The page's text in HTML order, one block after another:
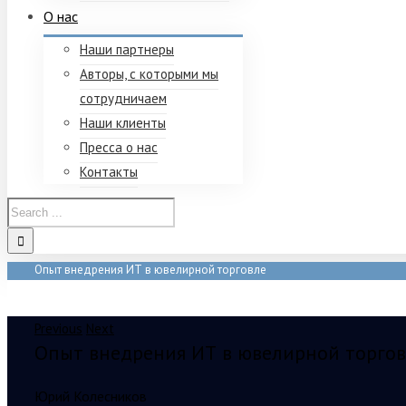
О нас
Наши партнеры
Авторы, с которыми мы
сотрудничаем
Наши клиенты
Пресса о нас
Контакты
Опыт внедрения ИТ в ювелирной торговле
Previous Next
Опыт внедрения ИТ в ювелирной
Юрий Колесников